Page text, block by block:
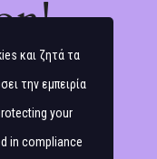
και ζητά τα
την εμπειρία
your
in compliance